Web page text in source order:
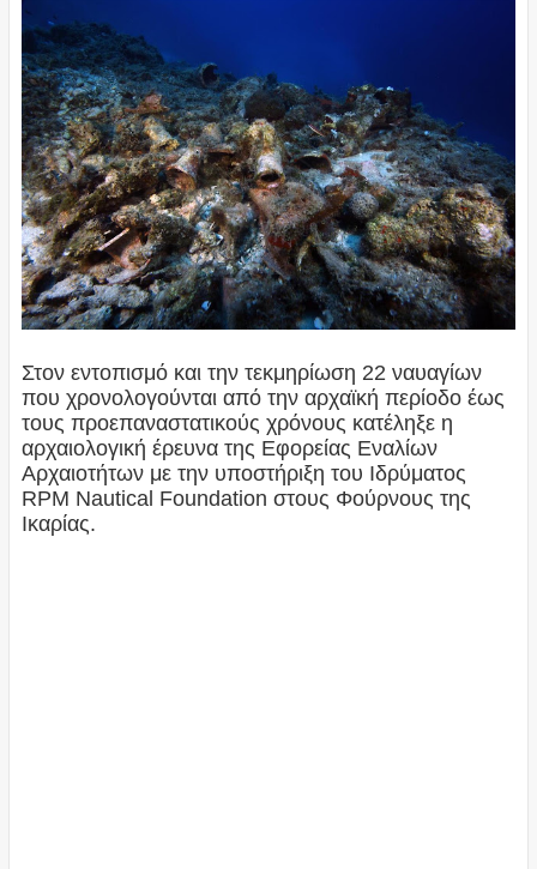
Στον εντοπισμό και την τεκμηρίωση 22 ναυαγίων
που χρονολογούνται από την αρχαϊκή περίοδο έως
τους προεπαναστατικούς χρόνους κατέληξε η
αρχαιολογική έρευνα της Εφορείας Εναλίων
Αρχαιοτήτων με την υποστήριξη του Ιδρύματος
RPM Nautical Foundation στους Φούρνους της
Ικαρίας.